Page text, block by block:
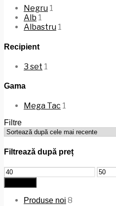
Negru 1
Alb 1
Albastru 1
Recipient
3 set 1
Gama
Mega Tac 1
Filtre
Filtrează după preț
Preț
minim
Preț
maxim
Produse noi 8